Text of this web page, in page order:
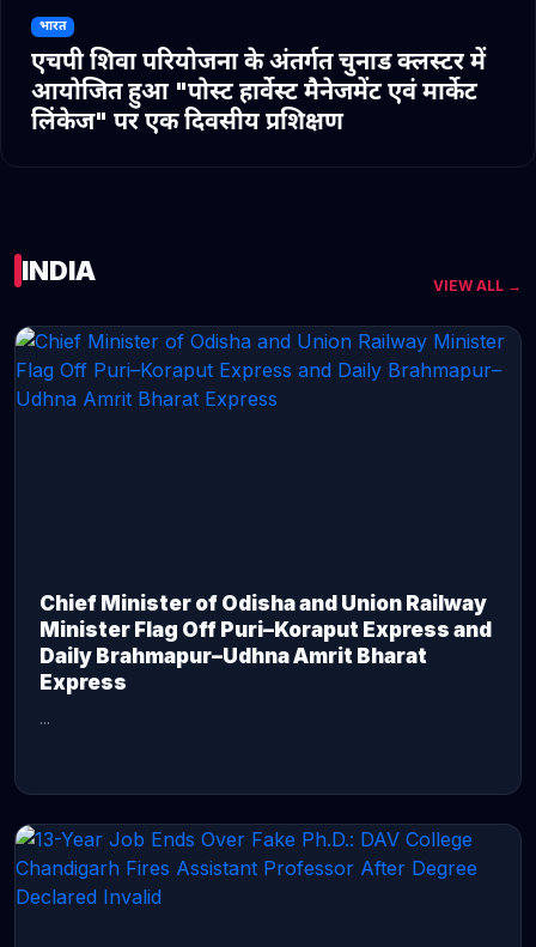
भारत
एचपी शिवा परियोजना के अंतर्गत चुनाड क्लस्टर में
आयोजित हुआ "पोस्ट हार्वेस्ट मैनेजमेंट एवं मार्केट
लिंकेज" पर एक दिवसीय प्रशिक्षण
INDIA VIEW ALL →
Chief Minister of Odisha and Union Railway
Minister Flag Off Puri–Koraput Express and
Daily Brahmapur–Udhna Amrit Bharat
Express
...